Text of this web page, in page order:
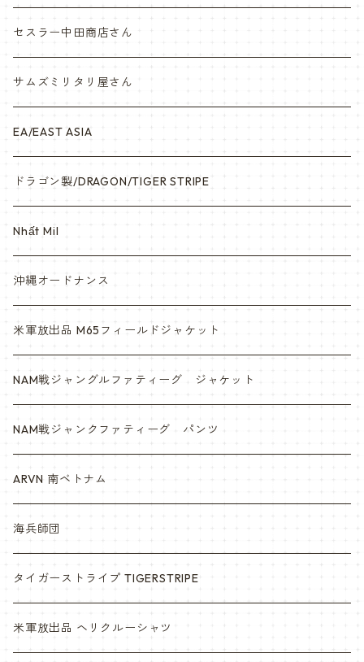
ナム戦装備類/ポーチ・ベルト・小物・ヘルメット等
セスラー中田商店さん
サムズミリタリ屋さん
EA/EAST ASIA
ドラゴン製/DRAGON/TIGER STRIPE
Nhất Mil
沖縄オードナンス
米軍放出品 M65フィールドジャケット
NAM戦ジャングルファティーグ ジャケット
NAM戦ジャンクファティーグ パンツ
ARVN 南ベトナム
海兵師団
タイガーストライプ TIGERSTRIPE
米軍放出品 ヘリクルーシャツ